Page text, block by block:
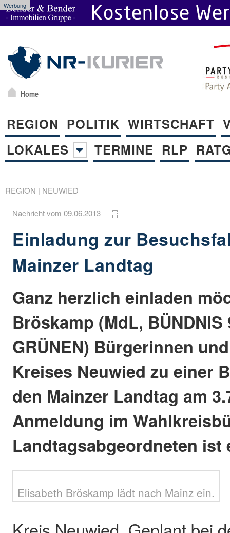
Werbung
Home
REGION POLITIK WIRTSCHAFT
LOKALES
TERMINE RLP
REGION | NEUWIED
Nachricht vom 09.06.2013
Einladung zur
Mainzer Landtag
Ganz herzlich einladen
Bröskamp (MdL, BÜNDNIS
GRÜNEN) Bürgerinnen
Kreises Neuwied zu einer
den Mainzer Landtag am
Anmeldung im
Landtagsabgeordneten
Elisabeth Bröskamp lädt nach Mainz ein.